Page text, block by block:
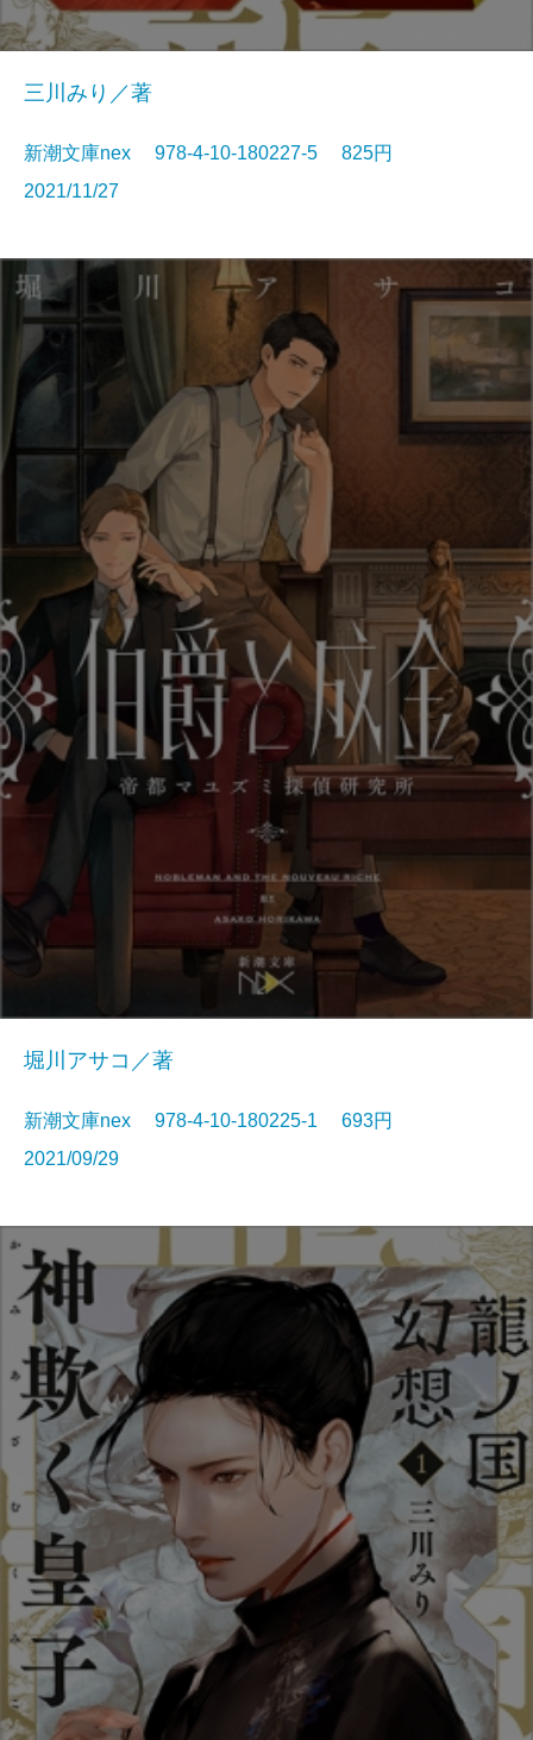
三川みり／著
新潮文庫nex 978-4-10-180227-5 825円
2021/11/27
堀川アサコ／著
新潮文庫nex 978-4-10-180225-1 693円
2021/09/29